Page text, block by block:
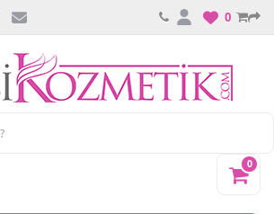
0
0